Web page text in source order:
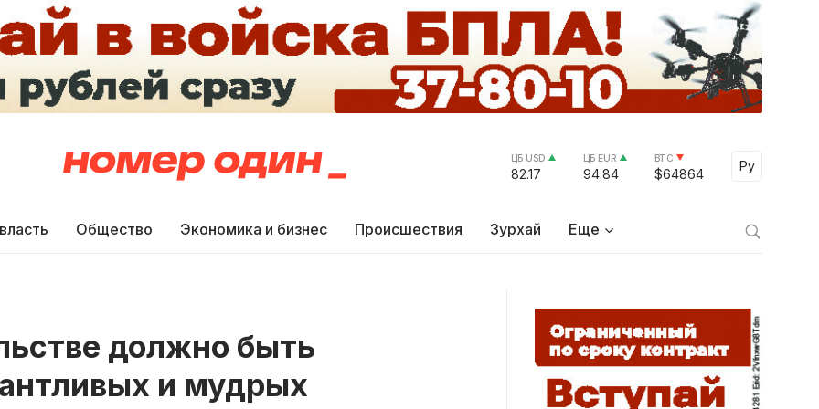
ЦБ USD
82.17
ЦБ EUR
94.84
BTC
$64864
Ру
Select
Общество Экономика и бизнес Происшествия Зурхай Еще
должно быть
и мудрых